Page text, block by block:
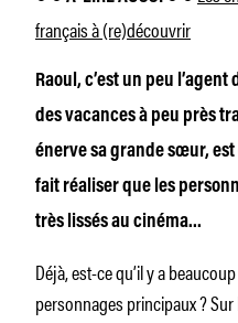
français à (re)découvrir
Raoul, c’est un peu
des vacances à peu près
énerve sa grande sœur, est
fait réaliser que les
très lissés au cinéma…
Déjà, est-ce qu’il y a
personnages principaux ?